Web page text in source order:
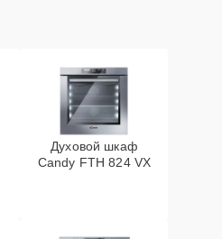
Духовой шкаф
Candy FTH 824 VX